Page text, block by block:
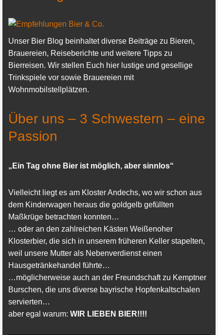
Unser Bier Blog beinhaltet diverse Beiträge zu Bieren,
Brauereien, Reiseberichte und weitere Tipps zu
Bierreisen. Wir stellen Euch hier lustige und gesellige
Trinkspiele vor sowie Brauereien mit
Wohnmobilstellplätzen.
Über uns – 3 Schwestern – eine
Passion
„Ein Tag ohne Bier ist möglich, aber sinnlos“
Vielleicht liegt es am Kloster Andechs, wo wir schon aus
dem Kinderwagen heraus die goldgelb gefüllten
Maßkrüge betrachten konnten…
… oder an den zahlreichen Kästen Weißenoher
Klosterbier, die sich in unserem früheren Keller stapelten,
weil unsere Mutter als Nebenverdienst einen
Hausgetränkehandel führte…
…möglicherweise auch an der Freundschaft zu Kemptner
Burschen, die uns diverse bayrische Hopfenkaltschalen
servierten…
aber egal warum: WIR LIEBEN BIER!!!!